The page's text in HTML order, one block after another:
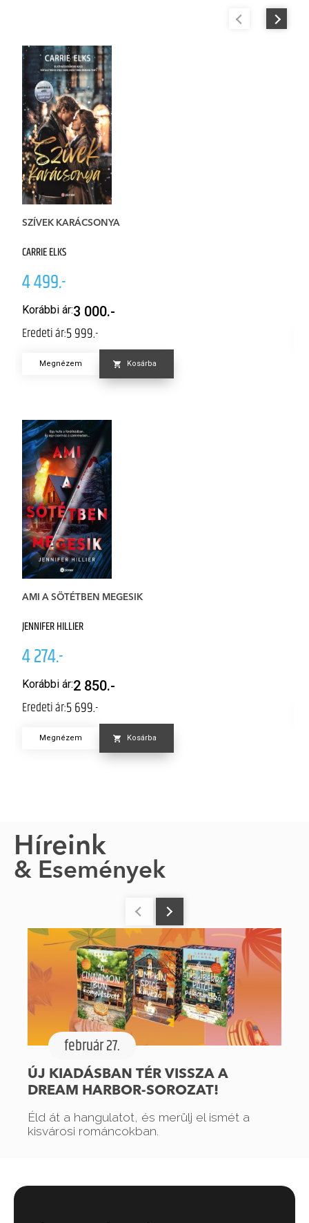
SZÍVEK KARÁCSONYA
CARRIE ELKS
4 499.-
Korábbi ár:3 000.-
Eredeti ár:5 999.-
Megnézem Kosárba
AMI A SÖTÉTBEN MEGESIK
JENNIFER HILLIER
4 274.-
Korábbi ár:2 850.-
Eredeti ár:5 699.-
Megnézem Kosárba
Híreink
& Események
február 27.
ÚJ KIADÁSBAN TÉR VISSZA A
DREAM HARBOR-SOROZAT!
Éld át a hangulatot, és merülj el ismét a
kisvárosi románcokban.